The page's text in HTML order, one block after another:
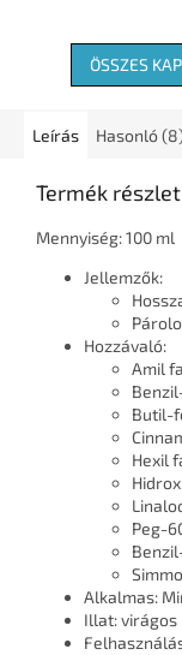
ÖSSZES
Leírás Hasonló
Termék
Mennyiség: 100 ml
Jellemzők:
Hozzávaló:
Amil
Butil-
Hexil
Peg-
Alkalmas:
Illat: virágos